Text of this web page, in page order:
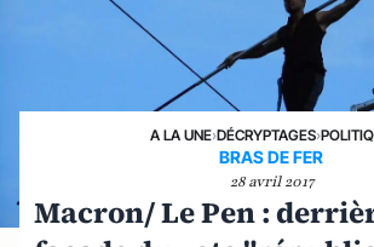
A LA UNE›DÉCRYPTAGES›
BRAS DE FER
28 avril 2017
Macron/ Le Pen :